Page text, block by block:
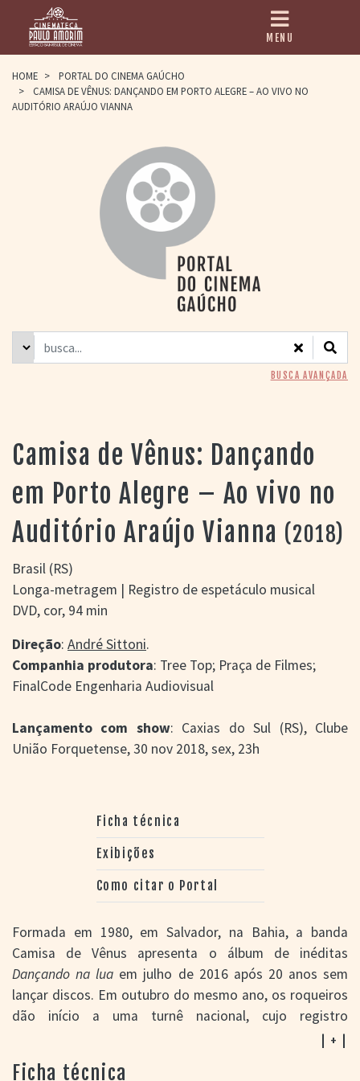
HOME
CINEMATECA
> HOMENAGEADOS
> ASSOCIAÇÃO DOS
> BIBLIOTECA
ROMEU GRIMALDI
PROGRAMAÇÃO
> PREÇOS E
DESCONTOS
> SALAS
> APRESENTAÇÃO
> BUSCA AVANÇADA
> LISTA DE FILMES
> FILMOGRAFIAS DE
CINEASTAS
> DISCOGRAFIAS
CONTATO E
LOCALIZAÇÃO
MENU
HOME >
PORTAL DO CINEMA GAÚCHO
>
CAMISA DE VÊNUS: DANÇANDO EM PORTO ALEGRE – AO VIVO NO
AUDITÓRIO ARAÚJO VIANNA
BUSCA AVANÇADA
Camisa de Vênus: Dançando
em Porto Alegre – Ao vivo no
Auditório Araújo Vianna (2018)
Brasil (RS)
Longa-metragem | Registro de espetáculo musical
DVD, cor, 94 min
Direção: André Sittoni.
Companhia produtora: Tree Top; Praça de Filmes;
FinalCode Engenharia Audiovisual
Lançamento com show: Caxias do Sul (RS), Clube
União Forquetense, 30 nov 2018, sex, 23h
Ficha técnica
Exibições
Como citar o Portal
Formada em 1980, em Salvador, na Bahia, a banda
Camisa de Vênus apresenta o álbum de inéditas
Dançando na lua em julho de 2016 após 20 anos sem
lançar discos. Em outubro do mesmo ano, os roqueiros
dão início a uma turnê nacional, cujo registro
audiovisual ocorre no Auditório Araújo Vianna, na
capital gaúcha. O DVD
| + |
Ficha técnica